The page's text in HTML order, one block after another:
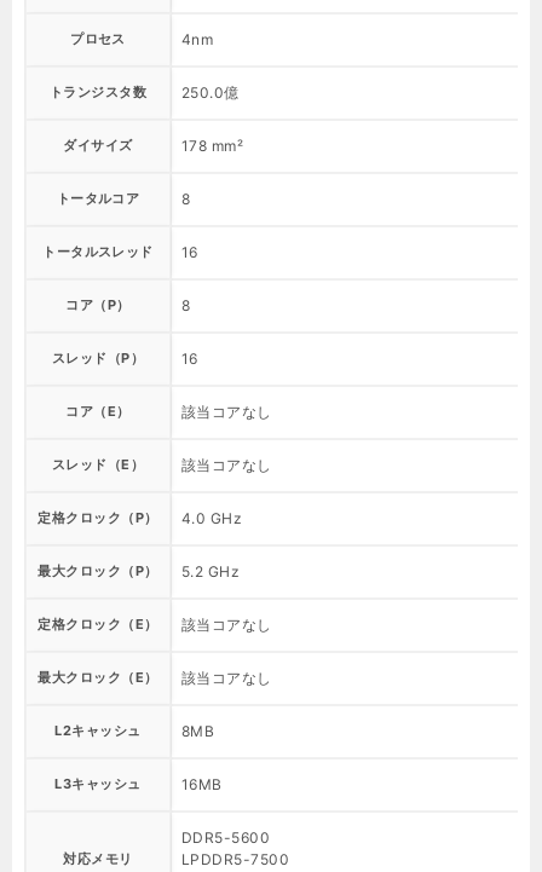
プロセス 4nm
トランジスタ数 250.0億
ダイサイズ 178 mm²
トータルコア 8
トータルスレッド 16
コア（P） 8
スレッド（P） 16
コア（E） 該当コアなし
スレッド（E） 該当コアなし
定格クロック（P） 4.0 GHz
最大クロック（P） 5.2 GHz
定格クロック（E） 該当コアなし
最大クロック（E） 該当コアなし
L2キャッシュ 8MB
L3キャッシュ 16MB
対応メモリ
DDR5-5600
LPDDR5-7500